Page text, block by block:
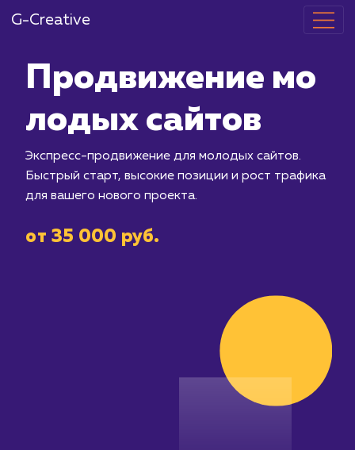
G-Creative
лодых
Быстрый старт, высокие позиции и
от 35 000 руб.